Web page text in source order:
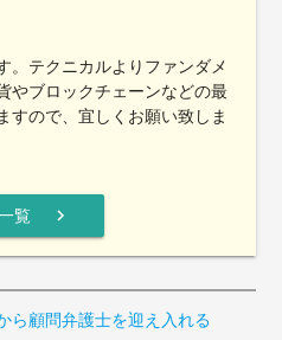
。テクニカルよりファンダメ
やブロックチェーンなどの最
すので、宜しくお願い致しま
覧 chevron_right
ら顧問弁護士を迎え入れる